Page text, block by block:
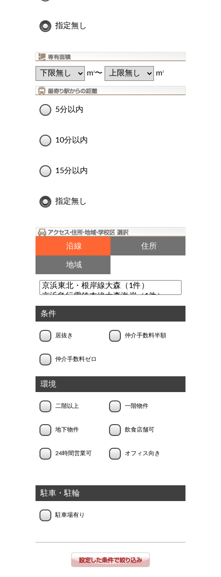
指定無し
m2〜 m2
5分以内
10分以内
15分以内
指定無し
沿線 住所
地域
条件
居抜き 仲介手数料半額
仲介手数料ゼロ
環境
二階以上 一階物件
地下物件 飲食店舗可
24時間営業可 オフィス向き
駐車・駐輪
駐車場有り